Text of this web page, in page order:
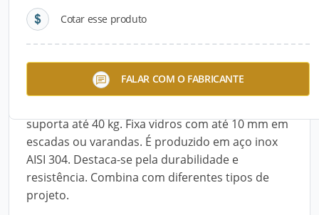
Cotar esse produto
FALAR COM O FABRICANTE
Descrição do Produto
O Botton (acessório) – Aço Inox, da Mix Steel, é
próprio para a fixação de vidros em escadas ou
suporta até 40 kg. Fixa vidros com até 10 mm em
escadas ou varandas. É produzido em aço inox
AISI 304. Destaca-se pela durabilidade e
resistência. Combina com diferentes tipos de
projeto.